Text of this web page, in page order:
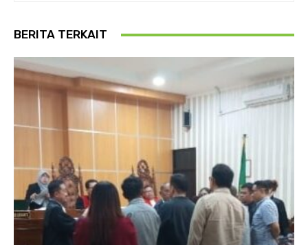
BERITA TERKAIT